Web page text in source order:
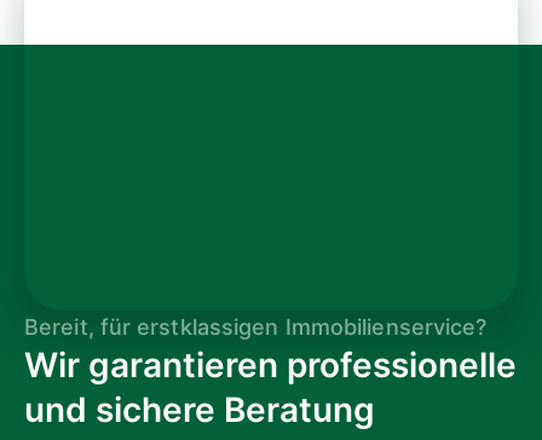
Bereit, für erstklassigen Immobilienservice?
Wir garantieren profession­­elle
und sichere Beratung